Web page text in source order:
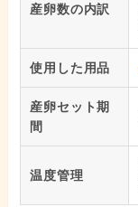
産卵数の内訳
使用した用品
産卵セット期
間
温度管理